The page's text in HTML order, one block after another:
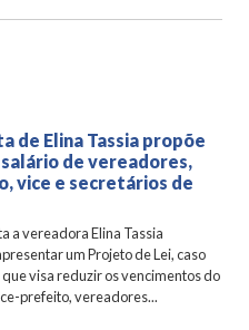
de Elina Tassia propõe
de vereadores,
vice e secretários de
a vereadora Elina Tassia
um Projeto de Lei, caso
que visa reduzir os vencimentos do
prefeito, vereadores...